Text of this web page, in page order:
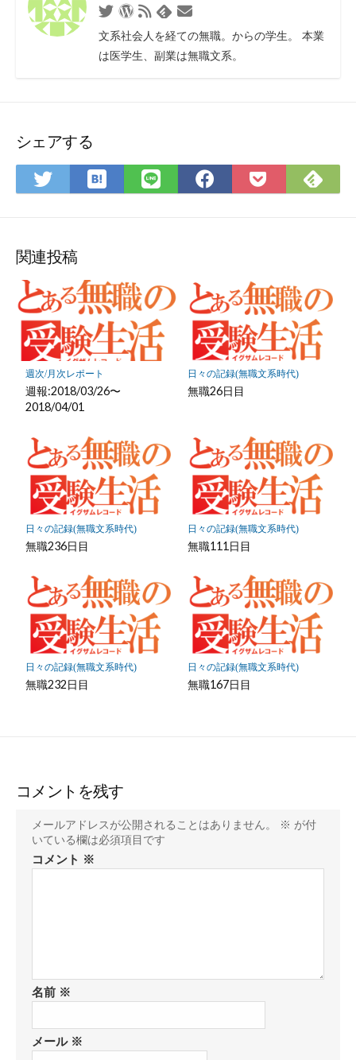
TwitterWordPress
RSS
フ
ー
Feedlyお
合
ム
文系社会人を経ての無職。からの学生。 本業
は医学生、副業は無職文系。
シェアする
Twitter
で
ア
は
て
マ
ー
ク
に
存
LINE
で
Facebook
で
Pocket
に
で
関連投稿
週次/月次レポート
週報:2018/03/26〜
2018/04/01
日々の記録(無職文系時代)
無職26日目
日々の記録(無職文系時代)
無職236日目
日々の記録(無職文系時代)
無職111日目
日々の記録(無職文系時代)
無職232日目
日々の記録(無職文系時代)
無職167日目
コメントを残す
メールアドレスが公開されることはありません。 ※ が付
いている欄は必須項目です
コメント ※
名前 ※
メール ※